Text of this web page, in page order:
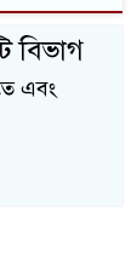
বিভাগ
এবং